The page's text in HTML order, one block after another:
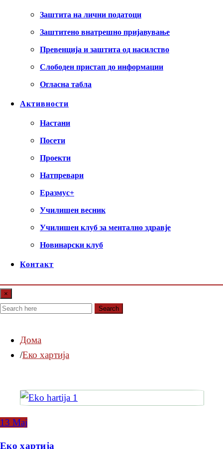
Заштита на лични податоци
Заштитено внатрешно пријавување
Превенција и заштита од насилство
Слободен пристап до информации
Огласна табла
Активности
Настани
Посети
Проекти
Натпревари
Еразмус+
Училишен весник
Училишен клуб за ментално здравје
Новинарски клуб
Контакт
×
Search
Дома
Еко хартија
13 Мај
Еко хартија